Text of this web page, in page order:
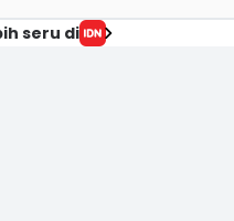
seru di